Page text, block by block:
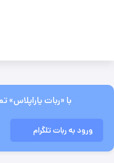
با «ربات
ورود به ربات تلگرام